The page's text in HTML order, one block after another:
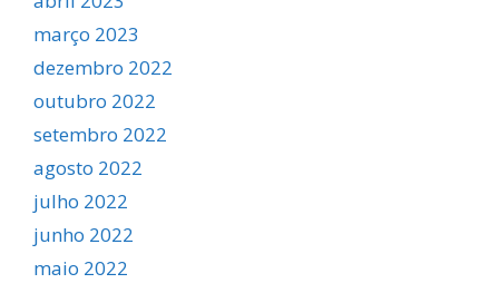
março 2023
dezembro 2022
outubro 2022
setembro 2022
agosto 2022
julho 2022
junho 2022
maio 2022